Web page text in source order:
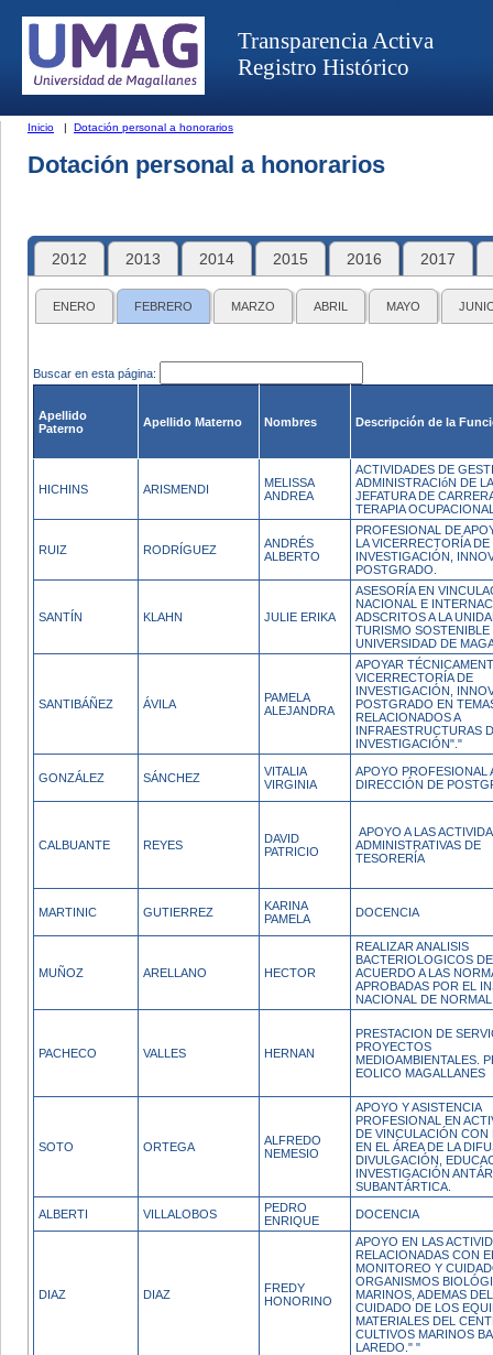
Transparencia Activa
Registro Histórico
Inicio | Dotación personal a honorarios
Dotación personal a honorarios
2012 2013 2014 2015 2016 2017
ENERO FEBRERO MARZO ABRIL MAYO
Buscar en esta página:
Apellido
Paterno
Apellido Materno Nombres Descripción de la
HICHINS ARISMENDI
MELISSA
ANDREA
ACTIVIDADES DE
ADMINISTRACIóN DE LA
JEFATURA DE
TERAPIA
RUIZ RODRÍGUEZ
ANDRÉS
ALBERTO
PROFESIONAL DE
LA VICERRECTORÍA DE
INVESTIGACIÓN,
POSTGRADO.
SANTÍN KLAHN JULIE ERIKA
ASESORÍA EN
NACIONAL E
ADSCRITOS A LA
TURISMO SOSTENIBLE
UNIVERSIDAD DE
SANTIBÁÑEZ ÁVILA
PAMELA
ALEJANDRA
APOYAR
VICERRECTORÍA DE
INVESTIGACIÓN,
POSTGRADO EN
RELACIONADOS A
INFRAESTRUCTURAS
INVESTIGACIÓN"."
GONZÁLEZ SÁNCHEZ
VITALIA
VIRGINIA
APOYO PROFESIONAL
DIRECCIÓN DE
CALBUANTE REYES
DAVID
PATRICIO
APOYO A LAS
ADMINISTRATIVAS DE
TESORERÍA
MARTINIC GUTIERREZ
KARINA
PAMELA
DOCENCIA
MUÑOZ ARELLANO HECTOR
REALIZAR ANALISIS
BACTERIOLOGICOS DE
ACUERDO A LAS
APROBADAS POR EL
NACIONAL DE
PACHECO VALLES HERNAN
PRESTACION DE
PROYECTOS
MEDIOAMBIENTALES.
EOLICO MAGALLANES
SOTO ORTEGA
ALFREDO
NEMESIO
APOYO Y ASISTENCIA
PROFESIONAL EN
DE VINCULACIÓN CON
EN EL ÁREA DE LA
DIVULGACIÓN,
INVESTIGACIÓN
SUBANTÁRTICA.
ALBERTI VILLALOBOS
PEDRO
ENRIQUE
DOCENCIA
DIAZ DIAZ
FREDY
HONORINO
APOYO EN LAS
RELACIONADAS CON
MONITOREO Y
ORGANISMOS
MARINOS, ADEMAS DEL
CUIDADO DE LOS
MATERIALES DEL
CULTIVOS MARINOS
LAREDO." "